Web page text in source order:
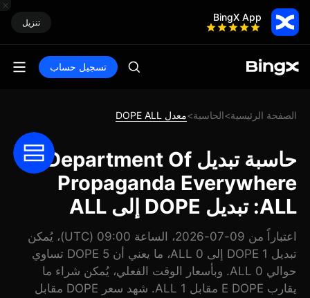
BingX App تنزيل
تسجيل حساب
الصفحة الرئيسية>الحاسبة>معدل DOPE ALL
حاسبة تبديل Department Of
Propaganda Everywhere
ALL: تبديل DOPE إلى ALL
اعتباراً من 09-07-2026، الساعة 09:00 (UTC)، يُمكن
تبديل 1 DOPE إلى 0 ALL، ما يعني أن 5 DOPE تساوي
حوالي 0 ALL. وبأسعار الوقت الفعلي، يُمكن شراء ما
يقارب E DOPE مقابل 1 ALL. شهد سعر DOPE مقابل